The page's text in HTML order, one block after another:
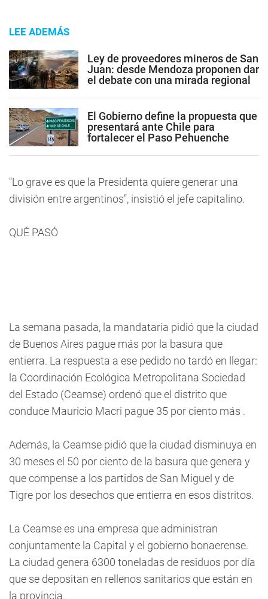
LEE ADEMÁS
Ley de proveedores mineros de San
Juan: desde Mendoza proponen dar
el debate con una mirada regional
El Gobierno define la propuesta que
presentará ante Chile para
fortalecer el Paso Pehuenche
"Lo grave es que la Presidenta quiere generar una
división entre argentinos", insistió el jefe capitalino.
QUÉ PASÓ
La semana pasada, la mandataria pidió que la ciudad
de Buenos Aires pague más por la basura que
entierra. La respuesta a ese pedido no tardó en llegar:
la Coordinación Ecológica Metropolitana Sociedad
del Estado (Ceamse) ordenó que el distrito que
conduce Mauricio Macri pague 35 por ciento más .
Además, la Ceamse pidió que la ciudad disminuya en
30 meses el 50 por ciento de la basura que genera y
que compense a los partidos de San Miguel y de
Tigre por los desechos que entierra en esos distritos.
La Ceamse es una empresa que administran
conjuntamente la Capital y el gobierno bonaerense.
La ciudad genera 6300 toneladas de residuos por día
que se depositan en rellenos sanitarios que están en
la provincia.